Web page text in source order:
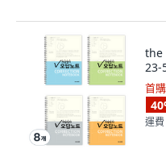
the
23-
首
40
運